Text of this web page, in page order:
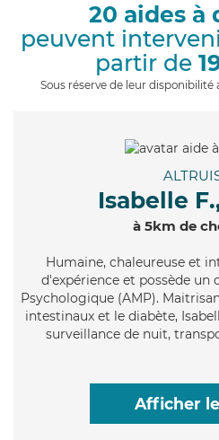
20 aides à
peuvent
partir de
Sous réserve de leur
Isabelle
à 5km de
Humaine, chaleureuse et
d'expérience et possède un
Psychologique (AMP).
intestinaux et le diabète,
surveillance de nuit,
Afficher